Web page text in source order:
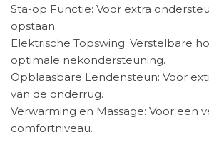
Sta-op Functie: Voor extra
opstaan.​
Elektrische Topswing: Verstelbare
optimale nekondersteuning.​
Opblaasbare Lendensteun: Voor
van de onderrug.​
Verwarming en Massage: Voor een
comfortniveau. ​